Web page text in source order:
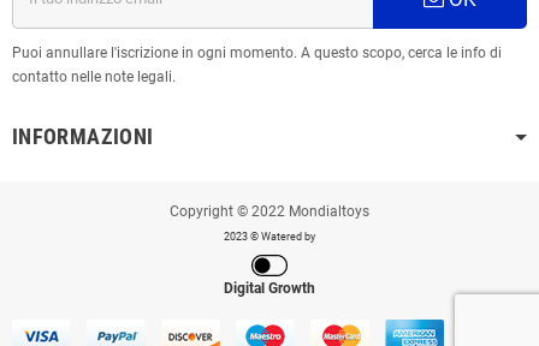
Puoi annullare l'iscrizione in ogni momento. A questo scopo, cerca le info di
contatto nelle note legali.
INFORMAZIONI
Copyright © 2022 Mondialtoys
2023 © Watered by
Digital Growth